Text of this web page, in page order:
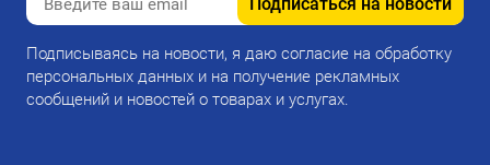
Подписываясь на новости, я даю согласие на обработку
персональных данных и на получение рекламных
сообщений и новостей о товарах и услугах.